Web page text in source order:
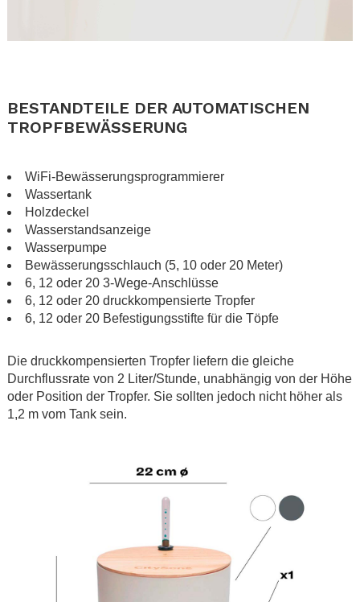
BESTANDTEILE DER AUTOMATISCHEN
TROPFBEWÄSSERUNG
WiFi-Bewässerungsprogrammierer
Wassertank
Holzdeckel
Wasserstandsanzeige
Wasserpumpe
Bewässerungsschlauch (5, 10 oder 20 Meter)
6, 12 oder 20 3-Wege-Anschlüsse
6, 12 oder 20 druckkompensierte Tropfer
6, 12 oder 20 Befestigungsstifte für die Töpfe
Die druckkompensierten Tropfer liefern die gleiche
Durchflussrate von 2 Liter/Stunde, unabhängig von der Höhe
oder Position der Tropfer. Sie sollten jedoch nicht höher als
1,2 m vom Tank sein.